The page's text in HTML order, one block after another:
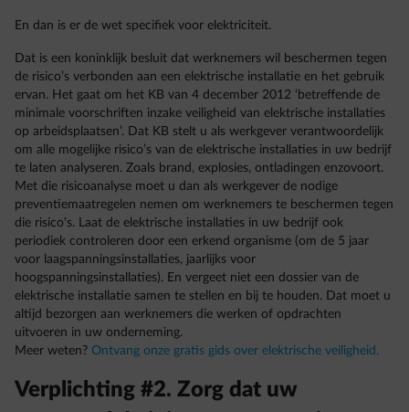
En dan is er de wet specifiek voor elektriciteit.
Dat is een koninklijk besluit dat werknemers wil beschermen tegen
de risico’s verbonden aan een elektrische installatie en het gebruik
ervan. Het gaat om het KB van 4 december 2012 ‘betreffende de
minimale voorschriften inzake veiligheid van elektrische installaties
op arbeidsplaatsen’. Dat KB stelt u als werkgever verantwoordelijk
om alle mogelijke risico’s van de elektrische installaties in uw bedrijf
te laten analyseren. Zoals brand, explosies, ontladingen enzovoort.
Met die risicoanalyse moet u dan als werkgever de nodige
preventiemaatregelen nemen om werknemers te beschermen tegen
die risico's. Laat de elektrische installaties in uw bedrijf ook
periodiek controleren door een erkend organisme (om de 5 jaar
voor laagspanningsinstallaties, jaarlijks voor
hoogspanningsinstallaties). En vergeet niet een dossier van de
elektrische installatie samen te stellen en bij te houden. Dat moet u
altijd bezorgen aan werknemers die werken of opdrachten
uitvoeren in uw onderneming.
Meer weten? Ontvang onze gratis gids over elektrische veiligheid.
Verplichting #2. Zorg dat uw